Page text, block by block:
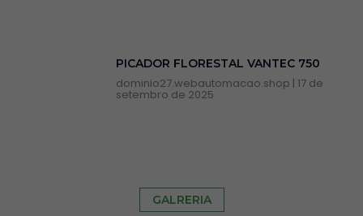
PICADOR FLORESTAL VANTEC 750
dominio27.webautomacao.shop 17 de
setembro de 2025
GALRERIA